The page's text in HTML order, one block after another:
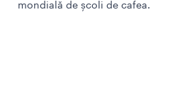
mondială de școli de cafea.